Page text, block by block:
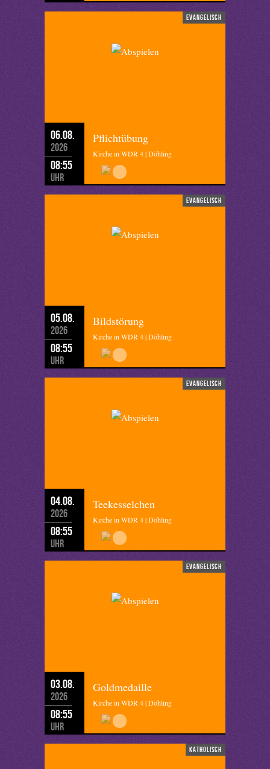
evangelisch
06.08.
2026
08:55
Uhr
Pflichtübung
Kirche in WDR 4 | Döhling
evangelisch
05.08.
2026
08:55
Uhr
Bildstörung
Kirche in WDR 4 | Döhling
evangelisch
04.08.
2026
08:55
Uhr
Teekesselchen
Kirche in WDR 4 | Döhling
evangelisch
03.08.
2026
08:55
Uhr
Goldmedaille
Kirche in WDR 4 | Döhling
katholisch